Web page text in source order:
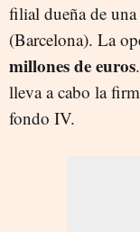
filial dueña de
(Barcelona). La
millones de euros
lleva a cabo la
fondo IV.